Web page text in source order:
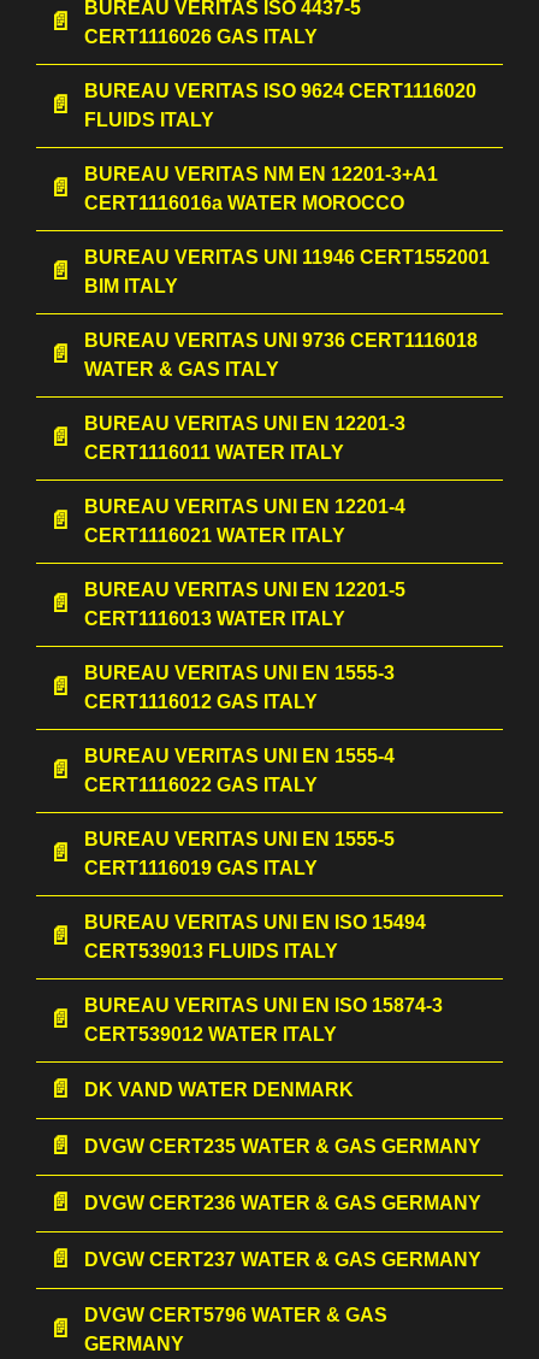
BUREAU VERITAS ISO 4437-5
CERT1116026 GAS ITALY
BUREAU VERITAS ISO 9624 CERT1116020
FLUIDS ITALY
BUREAU VERITAS NM EN 12201-3+A1
CERT1116016a WATER MOROCCO
BUREAU VERITAS UNI 11946 CERT1552001
BIM ITALY
BUREAU VERITAS UNI 9736 CERT1116018
WATER & GAS ITALY
BUREAU VERITAS UNI EN 12201-3
CERT1116011 WATER ITALY
BUREAU VERITAS UNI EN 12201-4
CERT1116021 WATER ITALY
BUREAU VERITAS UNI EN 12201-5
CERT1116013 WATER ITALY
BUREAU VERITAS UNI EN 1555-3
CERT1116012 GAS ITALY
BUREAU VERITAS UNI EN 1555-4
CERT1116022 GAS ITALY
BUREAU VERITAS UNI EN 1555-5
CERT1116019 GAS ITALY
BUREAU VERITAS UNI EN ISO 15494
CERT539013 FLUIDS ITALY
BUREAU VERITAS UNI EN ISO 15874-3
CERT539012 WATER ITALY
DK VAND WATER DENMARK
DVGW CERT235 WATER & GAS GERMANY
DVGW CERT236 WATER & GAS GERMANY
DVGW CERT237 WATER & GAS GERMANY
DVGW CERT5796 WATER & GAS
GERMANY